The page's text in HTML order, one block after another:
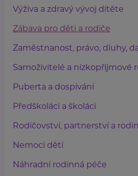
Výživa a zdravý vývoj dítěte
Zábava pro děti a rodiče
Zaměstnanost, právo, dluhy,
Samoživitelé a nízkopříjmové
Puberta a dospívání
Předškoláci a školáci
Rodičovství, partnerství a
Nemoci dětí
Náhradní rodinná péče